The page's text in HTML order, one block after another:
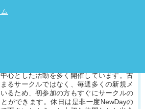
人サークルNewDayで
ごし方で新しい事を挑戦しながら自分
せんか！サークルNewDayは栃木及び関
心とした活動を多く開催しています。古
るサークルではなく、毎週多くの新規メ
るため、初参加の方もすぐにサークルの
ができます。休日は是非一度NewDayの